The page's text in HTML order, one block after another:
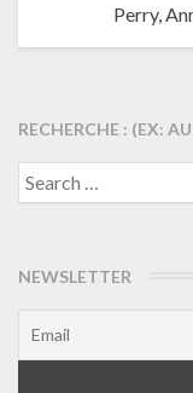
Perry,
RECHERCHE : (EX:
Search
for:
NEWSLETTER